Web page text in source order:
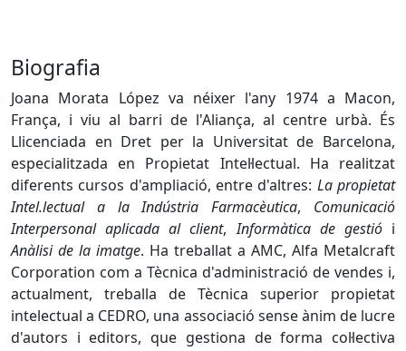
Biografia
Joana Morata López va néixer l'any 1974 a Macon,
França, i viu al barri de l'Aliança, al centre urbà. És
Llicenciada en Dret per la Universitat de Barcelona,
especialitzada en Propietat Intel·lectual. Ha realitzat
diferents cursos d'ampliació, entre d'altres: La propietat
Intel.lectual a la Indústria Farmacèutica, Comunicació
Interpersonal aplicada al client,Informàtica de gestiói
Anàlisi de la imatge. Ha treballat a AMC, Alfa Metalcraft
Corporation com a Tècnica d'administració de vendes i,
actualment, treballa de Tècnica superior propietat
intelectual a CEDRO, una associació sense ànim de lucre
d'autors i editors, que gestiona de forma col·lectiva